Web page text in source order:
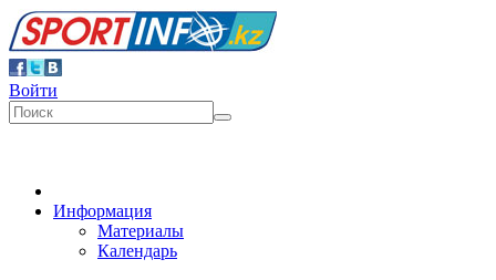
Войти
Информация
Материалы
Календарь